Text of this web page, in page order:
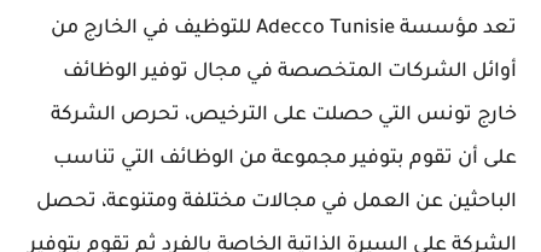
تعد مؤسسة Adecco Tunisie للتوظيف في الخارج من
أوائل الشركات المتخصصة في مجال توفير الوظائف
خارج تونس التي حصلت على الترخيص، تحرص الشركة
على أن تقوم بتوفير مجموعة من الوظائف التي تناسب
الباحثين عن العمل في مجالات مختلفة ومتنوعة، تحصل
الشركة على السيرة الذاتية الخاصة بالفرد ثم تقوم بتوفير